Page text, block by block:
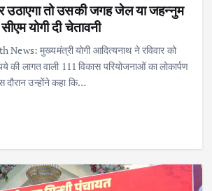
उठाएगा तो उसकी जगह जेल या जहन्नुम
योगी दी चेतावनी
मुख्यमंत्री योगी आदित्यनाथ ने रविवार को
की लागत वाली 111 विकास परियोजनाओं का लोकार्पण
दौरान उन्होंने कहा कि…